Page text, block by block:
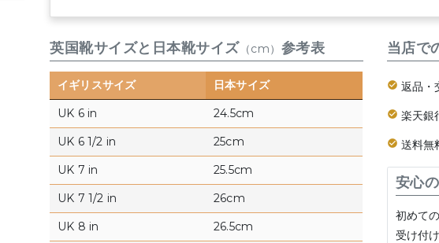
英国靴サイズと日本靴サイズ （cm） 参考表
イギリスサイズ
日本サイズ
UK 6 in
24.5cm
UK 6 1/2 in
25cm
UK 7 in
25.5cm
UK 7 1/2 in
26cm
UK 8 in
26.5cm
当店で
返品・
楽天銀
送料無
安心
初めて
受け付